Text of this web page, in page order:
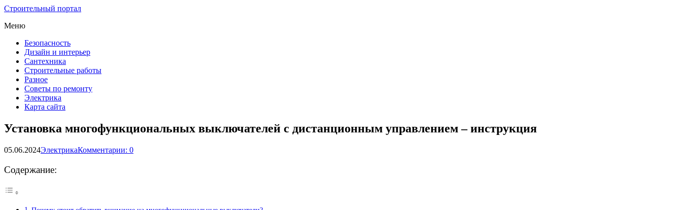
Строительный портал
Меню
Безопасность
Дизайн и интерьер
Сантехника
Строительные работы
Разное
Советы по ремонту
Электрика
Карта сайта
Установка многофункциональных выключателей с дистанционным управлением – инструкция
05.06.2024ЭлектрикаКомментарии: 0
Содержание: